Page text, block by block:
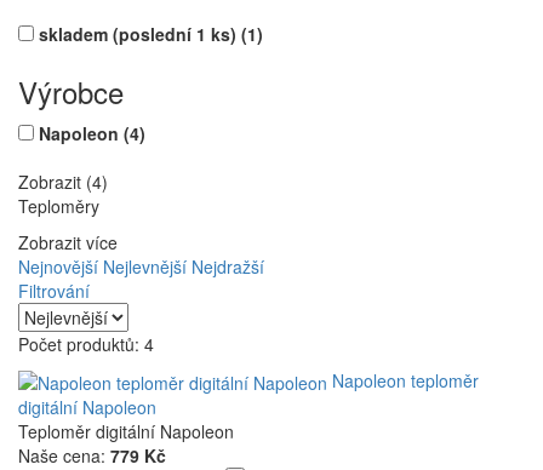
skladem (poslední 1 ks) (1)
Výrobce
Napoleon (4)
Zobrazit (4)
Teploměry
Zobrazit více
Nejnovější Nejlevnější Nejdražší
Filtrování
Počet produktů: 4
Napoleon teploměr
digitální Napoleon
Teploměr digitální Napoleon
Naše cena: 779 Kč